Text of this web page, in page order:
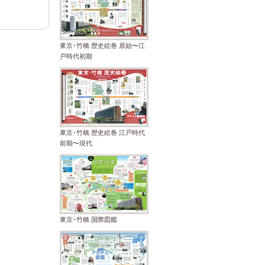
東京･竹橋 歴史絵巻 原始〜江
戸時代初期
東京･竹橋 歴史絵巻 江戸時代
前期〜現代
東京･竹橋 国際図鑑